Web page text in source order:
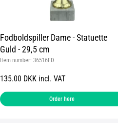
Fodboldspiller Dame - Statuette
Guld - 29,5 cm
Item number: 36516FD
135.00 DKK incl. VAT
Order here